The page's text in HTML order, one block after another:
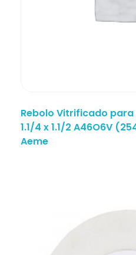
Rebolo Vitrificado para
1.1/4 x 1.1/2 A46O6V
Aeme